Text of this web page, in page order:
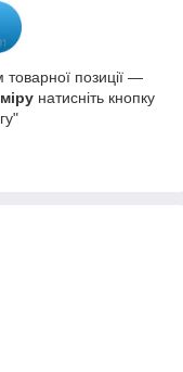
позиції —
натисніть кнопку